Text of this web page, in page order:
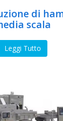
di
scala
Leggi Tutto